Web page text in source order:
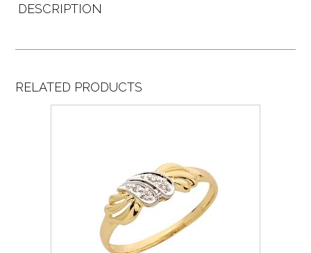
DESCRIPTION
RELATED PRODUCTS